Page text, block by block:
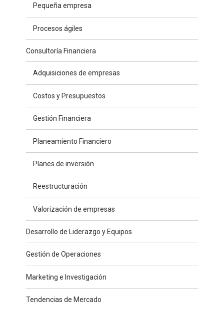
Pequeña empresa
Procesos ágiles
Consultoría Financiera
Adquisiciones de empresas
Costos y Presupuestos
Gestión Financiera
Planeamiento Financiero
Planes de inversión
Reestructuración
Valorización de empresas
Desarrollo de Liderazgo y Equipos
Gestión de Operaciones
Marketing e Investigación
Tendencias de Mercado